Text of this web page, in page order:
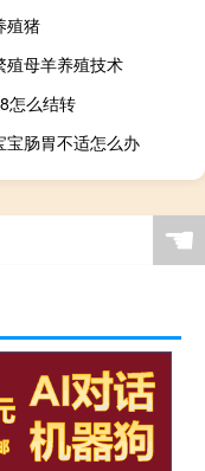
殖猪
殖母羊养殖技术
怎么结转
宝肠胃不适怎么办
☚